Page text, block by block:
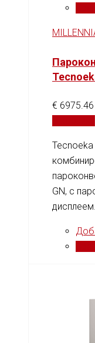
€ 6975.46
Tecnoeka
GN, c
дисплеем.